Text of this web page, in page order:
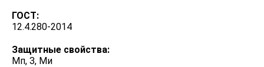
ГОСТ:
12.4.280-2014
Защитные свойства:
Мп, З, Ми